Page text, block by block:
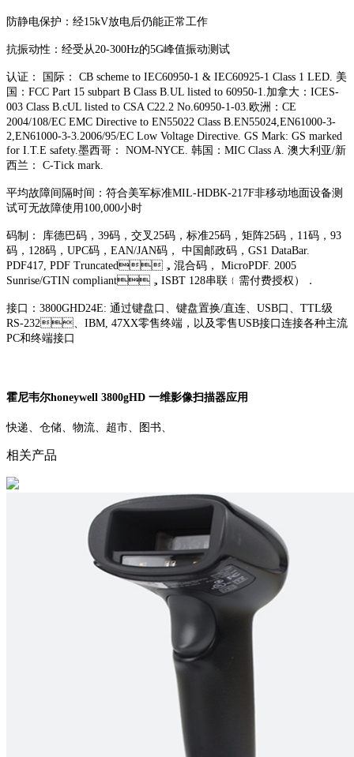
防静电保护：经15kV放电后仍能正常工作
抗振动性：经受从20-300Hz的5G峰值振动测试
认证： 国际： CB scheme to IEC60950-1 & IEC60925-1 Class 1 LED. 美
国：FCC Part 15 subpart B Class B.UL listed to 60950-1.加拿大：ICES-
003 Class B.cUL listed to CSA C22.2 No.60950-1-03.欧洲：CE
2004/108/EC EMC Directive to EN55022 Class B.EN55024,EN61000-3-
2,EN61000-3-3.2006/95/EC Low Voltage Directive. GS Mark: GS marked
for I.T.E safety.墨西哥： NOM-NYCE. 韩国：MIC Class A. 澳大利亚/新
西兰： C-Tick mark.
平均故障间隔时间：符合美军标准MIL-HDBK-217F非移动地面设备测
试可无故障使用100,000小时
码制： 库德巴码，39码，交叉25码，标准25码，矩阵25码，11码，93
码，128码，UPC码，EAN/JAN码， 中国邮政码，GS1 DataBar.
PDF417, PDF Truncated，混合码， MicroPDF. 2005
Sunrise/GTIN compliant，ISBT 128串联﹛需付费授权）．
接口：3800GHD24E: 通过键盘口、键盘置换/直连、USB口、TTL级
RS-232、IBM, 47XX零售终端，以及零售USB接口连接各种主流
PC和终端接口
霍尼韦尔honeywell 3800gHD 一维影像扫描器应用
快递、仓储、物流、超市、图书、
相关产品